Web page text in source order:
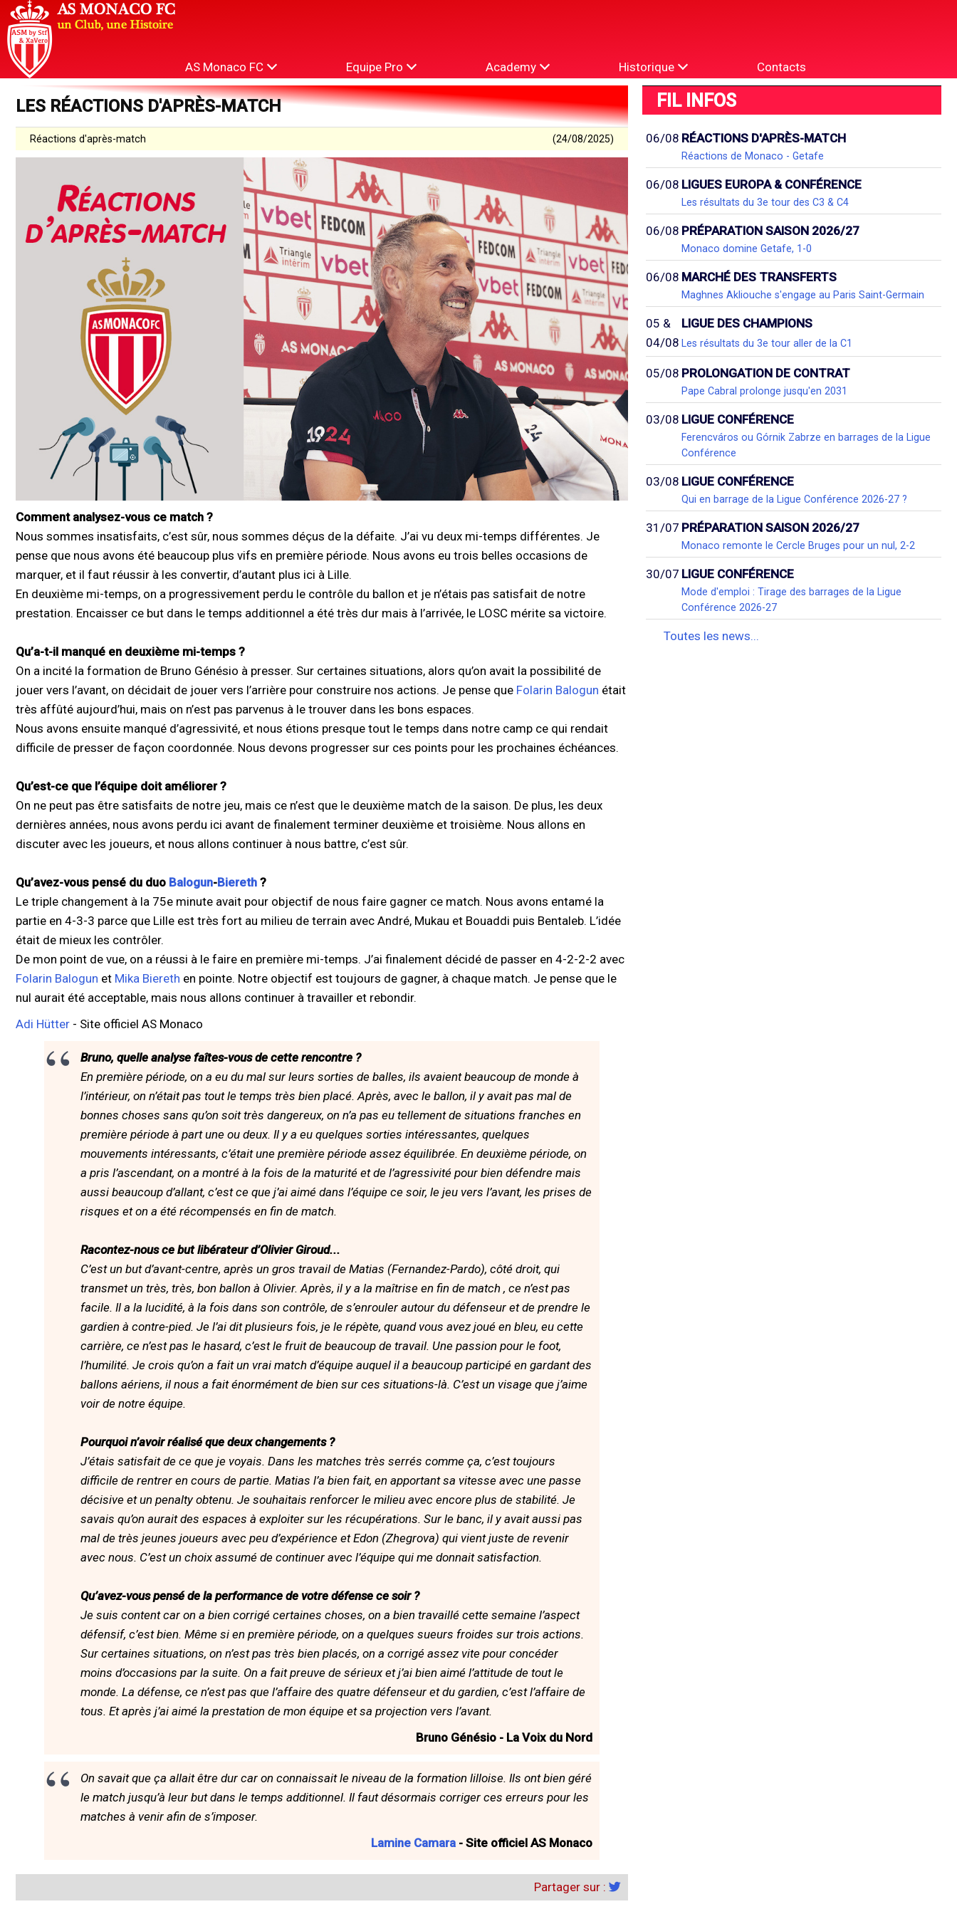
AS Monaco FC Equipe Pro Academy Historique Contacts
LES RÉACTIONS D'APRÈS-MATCH
Réactions d'après-match (24/08/2025)
Comment analysez-vous ce match ?
Nous sommes insatisfaits, c’est sûr, nous sommes déçus de la défaite. J’ai vu deux mi-temps différentes. Je
pense que nous avons été beaucoup plus vifs en première période. Nous avons eu trois belles occasions de
marquer, et il faut réussir à les convertir, d’autant plus ici à Lille.
En deuxième mi-temps, on a progressivement perdu le contrôle du ballon et je n’étais pas satisfait de notre
prestation. Encaisser ce but dans le temps additionnel a été très dur mais à l’arrivée, le LOSC mérite sa victoire.
Qu’a-t-il manqué en deuxième mi-temps ?
On a incité la formation de Bruno Génésio à presser. Sur certaines situations, alors qu’on avait la possibilité de
jouer vers l’avant, on décidait de jouer vers l’arrière pour construire nos actions. Je pense que Folarin Balogun était
très affûté aujourd’hui, mais on n’est pas parvenus à le trouver dans les bons espaces.
Nous avons ensuite manqué d’agressivité, et nous étions presque tout le temps dans notre camp ce qui rendait
difficile de presser de façon coordonnée. Nous devons progresser sur ces points pour les prochaines échéances.
Qu’est-ce que l’équipe doit améliorer ?
On ne peut pas être satisfaits de notre jeu, mais ce n’est que le deuxième match de la saison. De plus, les deux
dernières années, nous avons perdu ici avant de finalement terminer deuxième et troisième. Nous allons en
discuter avec les joueurs, et nous allons continuer à nous battre, c’est sûr.
Qu’avez-vous pensé du duo Balogun-Biereth ?
Le triple changement à la 75e minute avait pour objectif de nous faire gagner ce match. Nous avons entamé la
partie en 4-3-3 parce que Lille est très fort au milieu de terrain avec André, Mukau et Bouaddi puis Bentaleb. L’idée
était de mieux les contrôler.
De mon point de vue, on a réussi à le faire en première mi-temps. J’ai finalement décidé de passer en 4-2-2-2 avec
Folarin Balogun et Mika Biereth en pointe. Notre objectif est toujours de gagner, à chaque match. Je pense que le
nul aurait été acceptable, mais nous allons continuer à travailler et rebondir.
Adi Hütter - Site officiel AS Monaco
Bruno, quelle analyse faîtes-vous de cette rencontre ?
En première période, on a eu du mal sur leurs sorties de balles, ils avaient beaucoup de monde à
l’intérieur, on n’était pas tout le temps très bien placé. Après, avec le ballon, il y avait pas mal de
bonnes choses sans qu’on soit très dangereux, on n’a pas eu tellement de situations franches en
première période à part une ou deux. Il y a eu quelques sorties intéressantes, quelques
mouvements intéressants, c’était une première période assez équilibrée. En deuxième période, on
a pris l’ascendant, on a montré à la fois de la maturité et de l’agressivité pour bien défendre mais
aussi beaucoup d’allant, c’est ce que j’ai aimé dans l’équipe ce soir, le jeu vers l’avant, les prises de
risques et on a été récompensés en fin de match.
Racontez-nous ce but libérateur d’Olivier Giroud...
C’est un but d’avant-centre, après un gros travail de Matias (Fernandez-Pardo), côté droit, qui
transmet un très, très, bon ballon à Olivier. Après, il y a la maîtrise en fin de match , ce n’est pas
facile. Il a la lucidité, à la fois dans son contrôle, de s’enrouler autour du défenseur et de prendre le
gardien à contre-pied. Je l’ai dit plusieurs fois, je le répète, quand vous avez joué en bleu, eu cette
carrière, ce n’est pas le hasard, c’est le fruit de beaucoup de travail. Une passion pour le foot,
l’humilité. Je crois qu’on a fait un vrai match d’équipe auquel il a beaucoup participé en gardant des
ballons aériens, il nous a fait énormément de bien sur ces situations-là. C’est un visage que j’aime
voir de notre équipe.
Pourquoi n’avoir réalisé que deux changements ?
J’étais satisfait de ce que je voyais. Dans les matches très serrés comme ça, c’est toujours
difficile de rentrer en cours de partie. Matias l’a bien fait, en apportant sa vitesse avec une passe
décisive et un penalty obtenu. Je souhaitais renforcer le milieu avec encore plus de stabilité. Je
savais qu’on aurait des espaces à exploiter sur les récupérations. Sur le banc, il y avait aussi pas
mal de très jeunes joueurs avec peu d’expérience et Edon (Zhegrova) qui vient juste de revenir
avec nous. C’est un choix assumé de continuer avec l’équipe qui me donnait satisfaction.
Qu’avez-vous pensé de la performance de votre défense ce soir ?
Je suis content car on a bien corrigé certaines choses, on a bien travaillé cette semaine l’aspect
défensif, c’est bien. Même si en première période, on a quelques sueurs froides sur trois actions.
Sur certaines situations, on n’est pas très bien placés, on a corrigé assez vite pour concéder
moins d’occasions par la suite. On a fait preuve de sérieux et j’ai bien aimé l’attitude de tout le
monde. La défense, ce n’est pas que l’affaire des quatre défenseur et du gardien, c’est l’affaire de
tous. Et après j’ai aimé la prestation de mon équipe et sa projection vers l’avant.
Bruno Génésio - La Voix du Nord
On savait que ça allait être dur car on connaissait le niveau de la formation lilloise. Ils ont bien géré
le match jusqu’à leur but dans le temps additionnel. Il faut désormais corriger ces erreurs pour les
matches à venir afin de s’imposer.
Lamine Camara- Site officiel AS Monaco
Partager sur :
FIL INFOS
06/08 RÉACTIONS D'APRÈS-MATCH
Réactions de Monaco - Getafe
06/08 LIGUES EUROPA & CONFÉRENCE
Les résultats du 3e tour des C3 & C4
06/08 PRÉPARATION SAISON 2026/27
Monaco domine Getafe, 1-0
06/08 MARCHÉ DES TRANSFERTS
Maghnes Akliouche s'engage au Paris Saint-Germain
05 &
04/08
LIGUE DES CHAMPIONS
Les résultats du 3e tour aller de la C1
05/08 PROLONGATION DE CONTRAT
Pape Cabral prolonge jusqu'en 2031
03/08 LIGUE CONFÉRENCE
Ferencváros ou Górnik Zabrze en barrages de la Ligue
Conférence
03/08 LIGUE CONFÉRENCE
Qui en barrage de la Ligue Conférence 2026-27 ?
31/07 PRÉPARATION SAISON 2026/27
Monaco remonte le Cercle Bruges pour un nul, 2-2
30/07 LIGUE CONFÉRENCE
Mode d'emploi : Tirage des barrages de la Ligue
Conférence 2026-27
Toutes les news...